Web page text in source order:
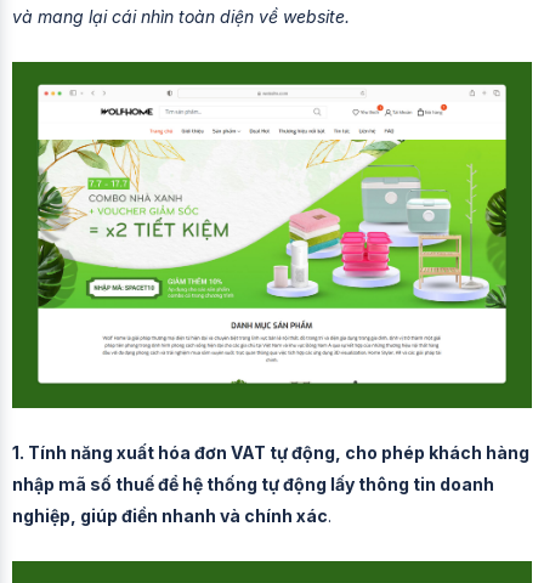
và mang lại cái nhìn toàn diện về website.
1. Tính năng xuất hóa đơn VAT tự động, cho phép khách hàng
nhập mã số thuế để hệ thống tự động lấy thông tin doanh
nghiệp, giúp điền nhanh và chính xác.